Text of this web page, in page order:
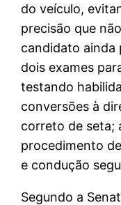
do veículo,
precisão que
candidato ainda
dois exames
testando
conversões à
correto de seta;
procedimento
e condução
Segundo a